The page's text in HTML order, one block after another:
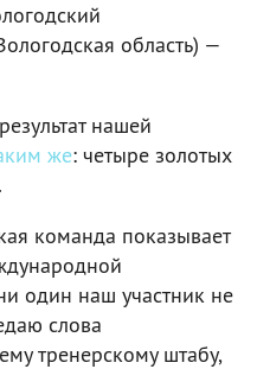
область) —
нашей
же: четыре золотых
команда показывает
один наш участник не
слова
тренерскому штабу,